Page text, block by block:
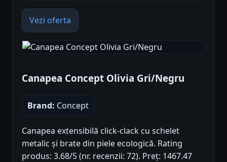
Vezi oferta
Canapea Concept Olivia Gri/Negru
Brand: Concept
Canapea extensibilă click-clack cu schelet
metalic și brate din piele ecologică. Rating
produs: 3.68/5 (nr. recenzii: 72). Preț: 1467.47